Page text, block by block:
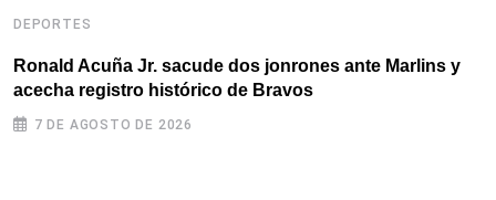
DEPORTES
Ronald Acuña Jr. sacude dos jonrones ante Marlins y
acecha registro histórico de Bravos
7 DE AGOSTO DE 2026